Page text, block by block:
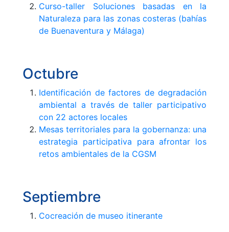
Curso-taller Soluciones basadas en la
Naturaleza para las zonas costeras (bahías
de Buenaventura y Málaga)
Octubre
Identificación de factores de degradación
ambiental a través de taller participativo
con 22 actores locales
Mesas territoriales para la gobernanza: una
estrategia participativa para afrontar los
retos ambientales de la CGSM
Septiembre
Cocreación de museo itinerante